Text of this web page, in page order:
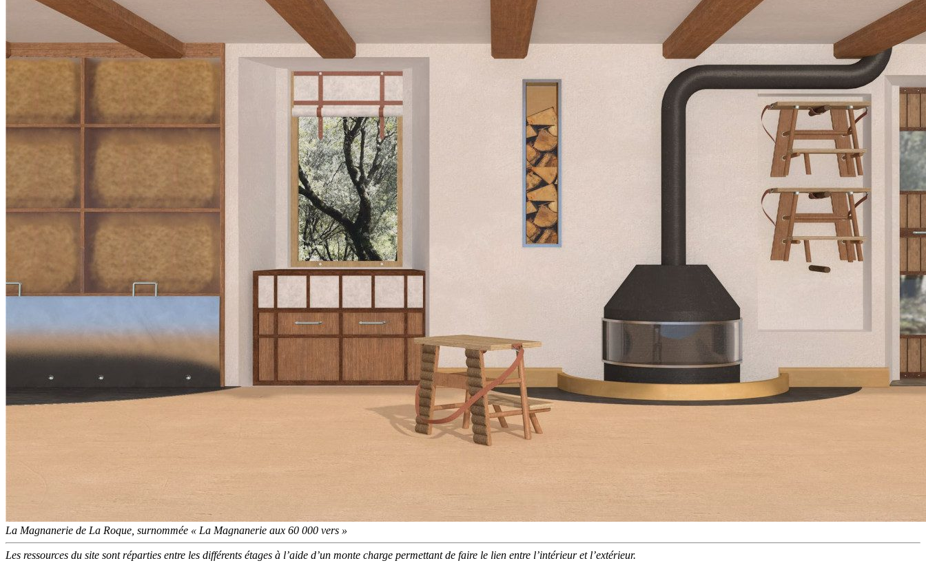
La Magnanerie de La Roque, surnommée « La Magnanerie aux 60 000 vers »
Les ressources du site sont réparties entre les différents étages à l’aide d’un monte charge permettant de faire le lien entre l’intérieur et l’extérieur.